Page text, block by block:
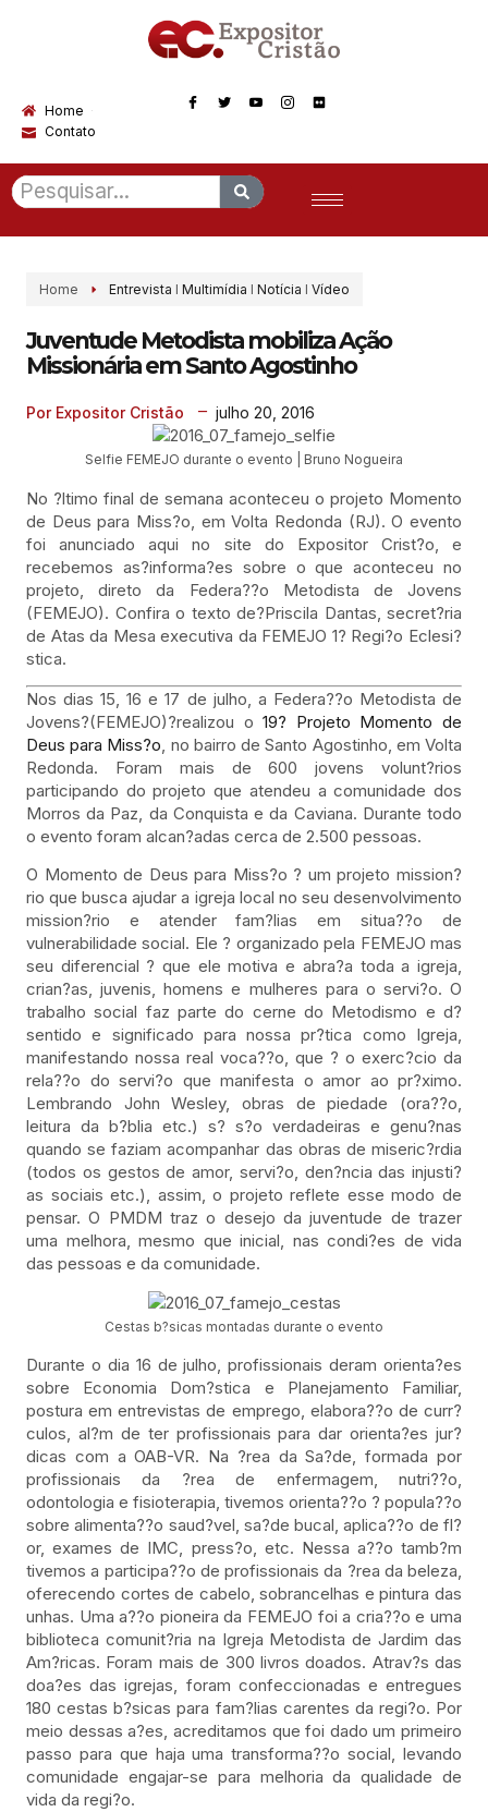
Home
Contato
Home Entrevista I Multimídia I Notícia I Vídeo
Juventude Metodista mobiliza Ação
Missionária em Santo Agostinho
Por Expositor Cristão julho 20, 2016
Selfie FEMEJO durante o evento | Bruno Nogueira
No ?ltimo final de semana aconteceu o projeto Momento
de Deus para Miss?o, em Volta Redonda (RJ). O evento
foi anunciado aqui no site do Expositor Crist?o, e
recebemos as?informa?es sobre o que aconteceu no
projeto, direto da Federa??o Metodista de Jovens
(FEMEJO). Confira o texto de?Priscila Dantas, secret?ria
de Atas da Mesa executiva da FEMEJO 1? Regi?o Eclesi?
stica.
Nos dias 15, 16 e 17 de julho, a Federa??o Metodista de
Jovens?(FEMEJO)?realizou o19? Projeto Momento de
Deus para Miss?o, no bairro de Santo Agostinho, em Volta
Redonda. Foram mais de 600 jovens volunt?rios
participando do projeto que atendeu a comunidade dos
Morros da Paz, da Conquista e da Caviana. Durante todo
o evento foram alcan?adas cerca de 2.500 pessoas.
O Momento de Deus para Miss?o ? um projeto mission?
rio que busca ajudar a igreja local no seu desenvolvimento
mission?rio e atender fam?lias em situa??o de
vulnerabilidade social. Ele ? organizado pela FEMEJO mas
seu diferencial ? que ele motiva e abra?a toda a igreja,
crian?as, juvenis, homens e mulheres para o servi?o. O
trabalho social faz parte do cerne do Metodismo e d?
sentido e significado para nossa pr?tica como Igreja,
manifestando nossa real voca??o, que ? o exerc?cio da
rela??o do servi?o que manifesta o amor ao pr?ximo.
Lembrando John Wesley, obras de piedade (ora??o,
leitura da b?blia etc.) s? s?o verdadeiras e genu?nas
quando se faziam acompanhar das obras de miseric?rdia
(todos os gestos de amor, servi?o, den?ncia das injusti?
as sociais etc.), assim, o projeto reflete esse modo de
pensar. O PMDM traz o desejo da juventude de trazer
uma melhora, mesmo que inicial, nas condi?es de vida
das pessoas e da comunidade.
Cestas b?sicas montadas durante o evento
Durante o dia 16 de julho, profissionais deram orienta?es
sobre Economia Dom?stica e Planejamento Familiar,
postura em entrevistas de emprego, elabora??o de curr?
culos, al?m de ter profissionais para dar orienta?es jur?
dicas com a OAB-VR. Na ?rea da Sa?de, formada por
profissionais da ?rea de enfermagem, nutri??o,
odontologia e fisioterapia, tivemos orienta??o ? popula??o
sobre alimenta??o saud?vel, sa?de bucal, aplica??o de fl?
or, exames de IMC, press?o, etc. Nessa a??o tamb?m
tivemos a participa??o de profissionais da ?rea da beleza,
oferecendo cortes de cabelo, sobrancelhas e pintura das
unhas. Uma a??o pioneira da FEMEJO foi a cria??o e uma
biblioteca comunit?ria na Igreja Metodista de Jardim das
Am?ricas. Foram mais de 300 livros doados. Atrav?s das
doa?es das igrejas, foram confeccionadas e entregues
180 cestas b?sicas para fam?lias carentes da regi?o. Por
meio dessas a?es, acreditamos que foi dado um primeiro
passo para que haja uma transforma??o social, levando
comunidade engajar-se para melhoria da qualidade de
vida da regi?o.